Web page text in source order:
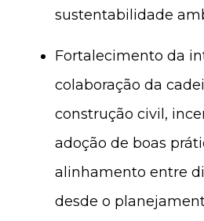
sustentabilidade
Fortalecimento da
colaboração da
construção civil,
adoção de boas
alinhamento entre
desde o